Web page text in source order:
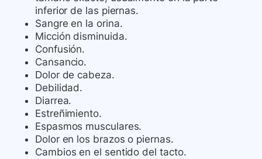
inferior de las piernas.
Sangre en la orina.
Micción disminuida.
Confusión.
Cansancio.
Dolor de cabeza.
Debilidad.
Diarrea.
Estreñimiento.
Espasmos musculares.
Dolor en los brazos o piernas.
Cambios en el sentido del tacto.